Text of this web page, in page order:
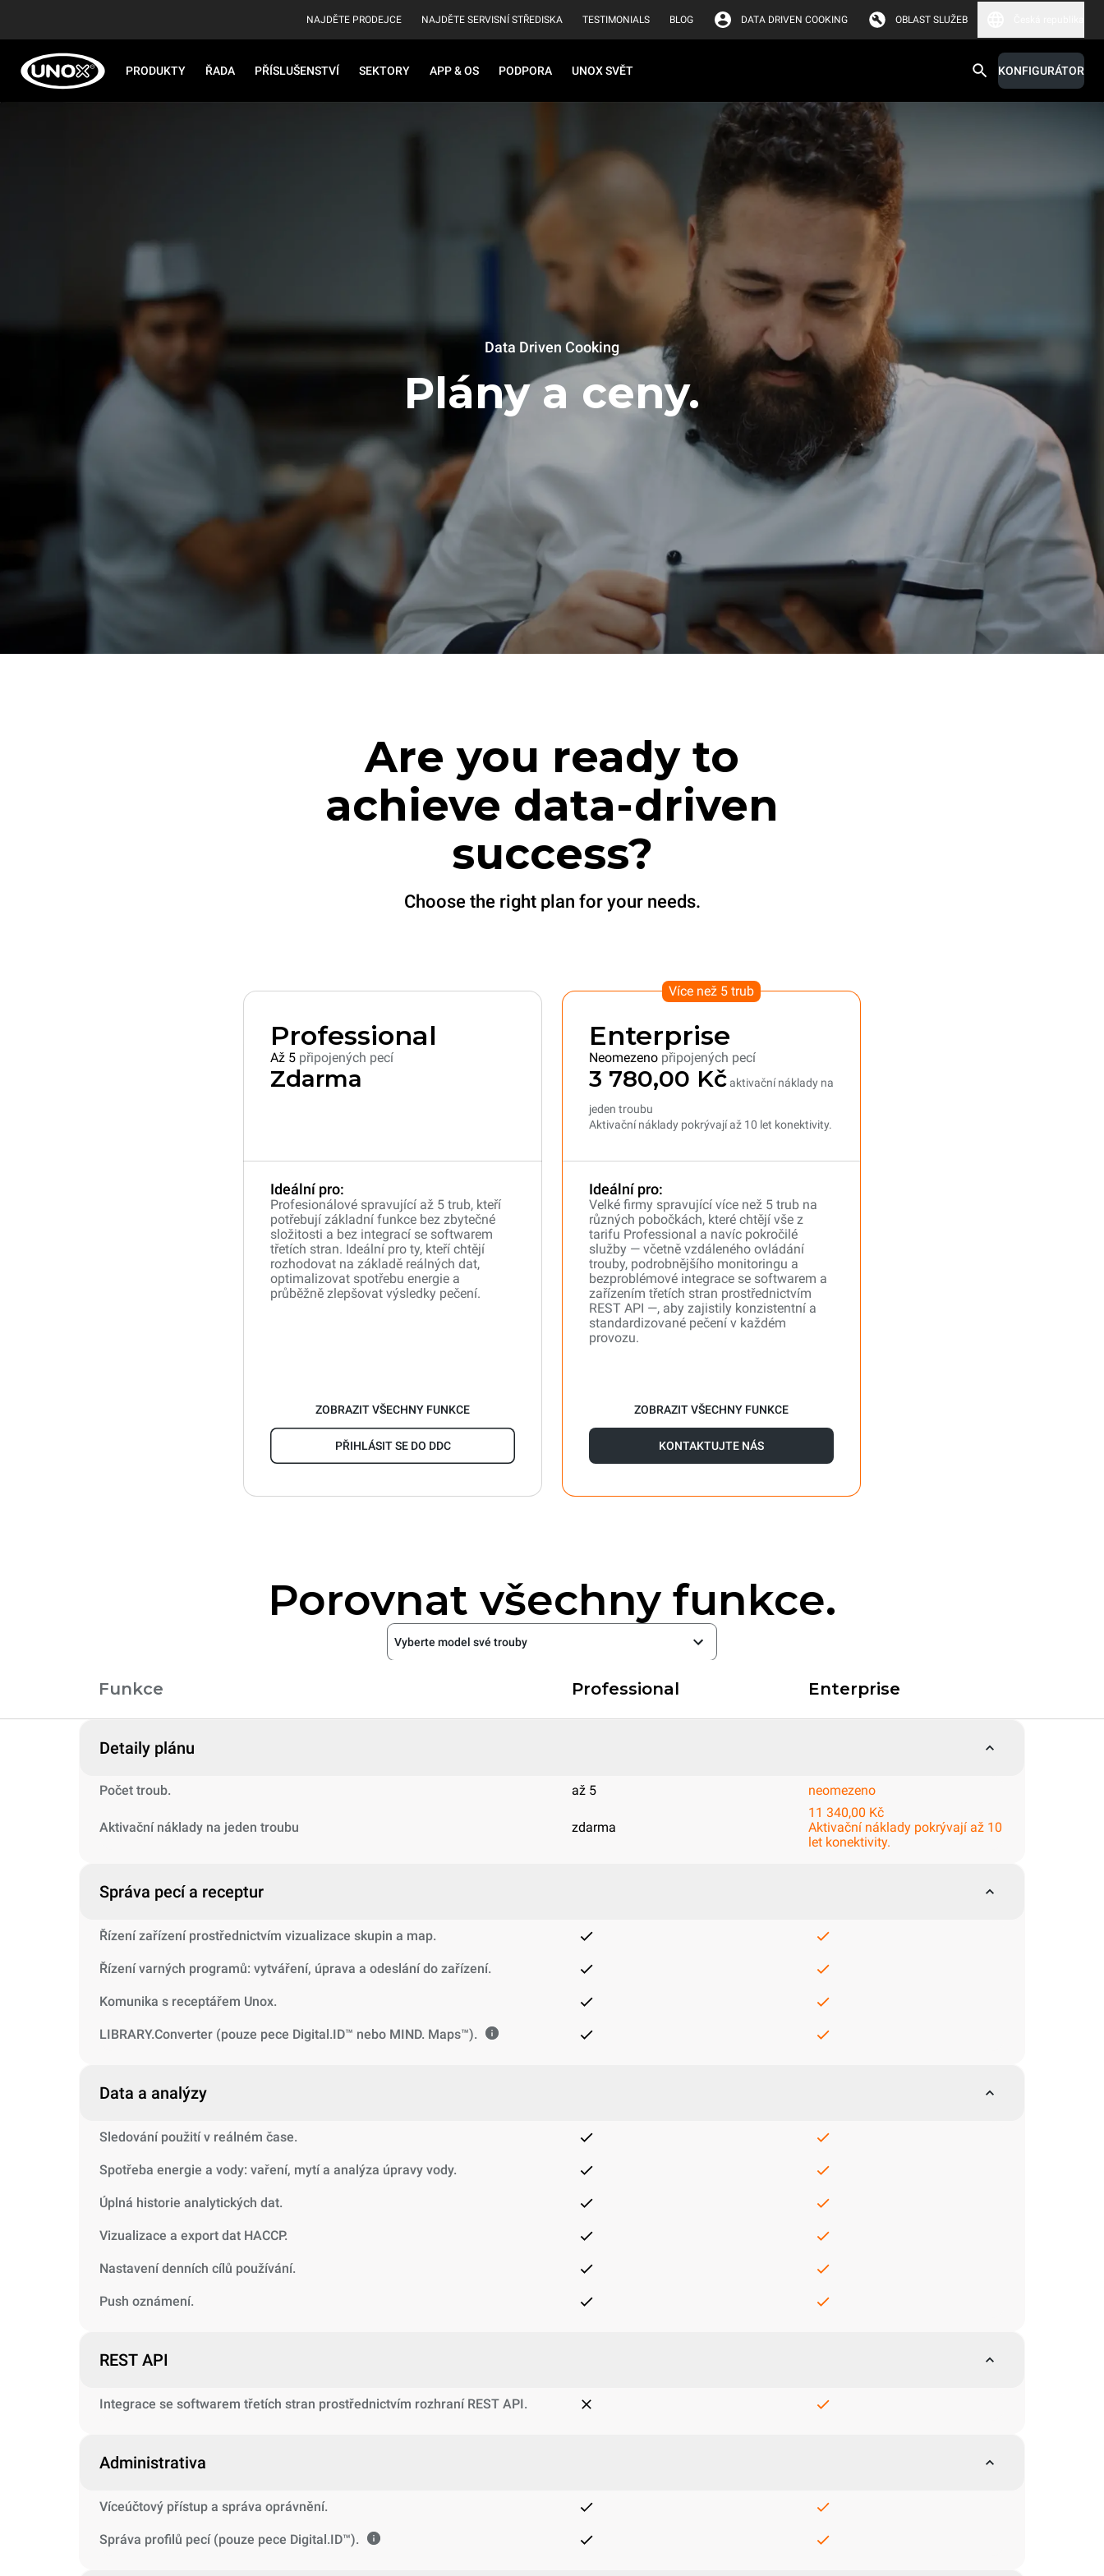
NAJDĚTE PRODEJCE NAJDĚTE SERVISNÍ STŘEDISKA TESTIMONIALS BLOG DATA DRIVEN COOKING OBLAST SLUŽEB
PRODUKTY ŘADA PŘÍSLUŠENSTVÍ SEKTORY APP & OS PODPORA UNOX SVĚT KONFIGURÁTOR
Data Driven Cooking
Plány a ceny.
Are you ready to
achieve data-driven
success?
Choose the right plan for your needs.
Professional
Až 5 připojených pecí
Zdarma
Ideální pro:
Profesionálové spravující až 5 trub, kteří
potřebují základní funkce bez zbytečné
složitosti a bez integrací se softwarem
třetích stran. Ideální pro ty, kteří chtějí
rozhodovat na základě reálných dat,
optimalizovat spotřebu energie a
průběžně zlepšovat výsledky pečení.
ZOBRAZIT VŠECHNY FUNKCE
PŘIHLÁSIT SE DO DDC
Více než 5 trub
Enterprise
Neomezeno připojených pecí
3 780,00 Kčaktivační náklady na
jeden troubu
Aktivační náklady pokrývají až 10 let konektivity.
Ideální pro:
Velké firmy spravující více než 5 trub na
různých pobočkách, které chtějí vše z
tarifu Professional a navíc pokročilé
služby — včetně vzdáleného ovládání
trouby, podrobnějšího monitoringu a
bezproblémové integrace se softwarem a
zařízením třetích stran prostřednictvím
REST API —, aby zajistily konzistentní a
standardizované pečení v každém
provozu.
ZOBRAZIT VŠECHNY FUNKCE
KONTAKTUJTE NÁS
Porovnat všechny funkce.
Vyberte model své trouby
Funkce Professional Enterprise
Detaily plánu
Počet troub. až 5 neomezeno
Aktivační náklady na jeden troubu zdarma
11 340,00 Kč
Aktivační náklady pokrývají až 10
let konektivity.
Správa pecí a receptur
Řízení zařízení prostřednictvím vizualizace skupin a map.
Řízení varných programů: vytváření, úprava a odeslání do zařízení.
Komunika s receptářem Unox.
LIBRARY.Converter (pouze pece Digital.ID™ nebo MIND. Maps™).
Data a analýzy
Sledování použití v reálném čase.
Spotřeba energie a vody: vaření, mytí a analýza úpravy vody.
Úplná historie analytických dat.
Vizualizace a export dat HACCP.
Nastavení denních cílů používání.
Push oznámení.
REST API
Integrace se softwarem třetích stran prostřednictvím rozhraní REST API.
Administrativa
Víceúčtový přístup a správa oprávnění.
Správa profilů pecí (pouze pece Digital.ID™).